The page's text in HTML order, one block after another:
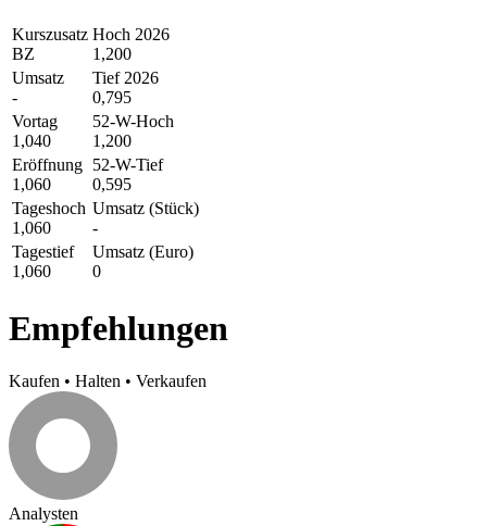
Kurszusatz
BZ
Hoch 2026
1,200
Umsatz
-
Tief 2026
0,795
Vortag
1,040
52-W-Hoch
1,200
Eröffnung
1,060
52-W-Tief
0,595
Tageshoch
1,060
Umsatz (Stück)
-
Tagestief
1,060
Umsatz (Euro)
0
Empfehlungen
Kaufen • Halten • Verkaufen
Analysten